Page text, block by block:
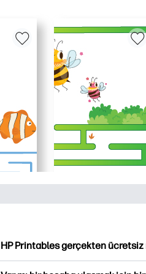
HP Printables gerçekten ücretsiz